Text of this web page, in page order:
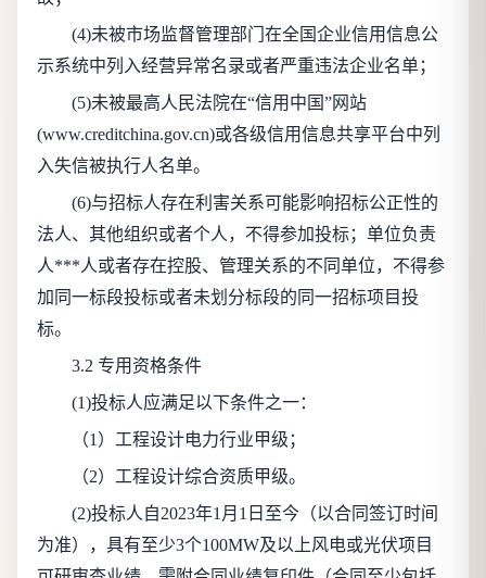
(4)未被市场监督管理部门在全国企业信用信息公
示系统中列入经营异常名录或者严重违法企业名单；
(5)未被最高人民法院在“信用中国”网站
(www.creditchina.gov.cn)或各级信用信息共享平台中列
入失信被执行人名单。
(6)与招标人存在利害关系可能影响招标公正性的
法人、其他组织或者个人，不得参加投标；单位负责
人***人或者存在控股、管理关系的不同单位，不得参
加同一标段投标或者未划分标段的同一招标项目投
标。
3.2 专用资格条件
(1)投标人应满足以下条件之一：
（1）工程设计电力行业甲级；
（2）工程设计综合资质甲级。
(2)投标人自2023年1月1日至今（以合同签订时间
为准），具有至少3个100MW及以上风电或光伏项目